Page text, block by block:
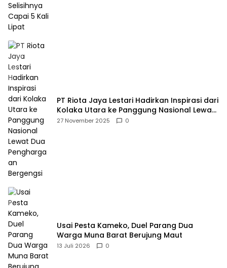
PT Riota Jaya Lestari Hadirkan Inspirasi dari
Kolaka Utara ke Panggung Nasional Lewat
Dua Penghargaan Bergengsi
27 November 2025 0
Usai Pesta Kameko, Duel Parang Dua
Warga Muna Barat Berujung Maut
13 Juli 2026 0